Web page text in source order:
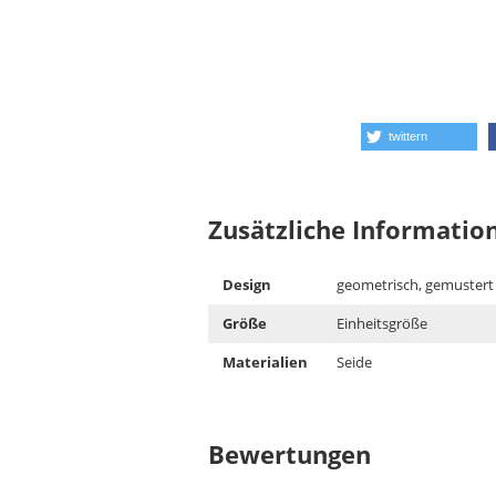
twittern
Zusätzliche
Design
geometrisch, gemustert
Größe
Einheitsgröße
Materialien
Seide
Bewertungen